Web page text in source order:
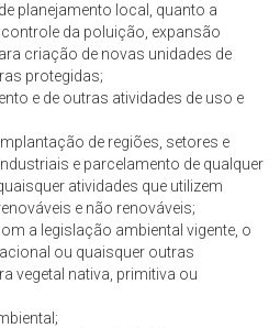
planejamento local, quanto a
da poluição, expansão
criação de novas unidades de
protegidas;
e de outras atividades de uso e
de regiões, setores e
e parcelamento de qualquer
atividades que utilizem
e não renováveis;
a legislação ambiental vigente, o
ou quaisquer outras
vegetal nativa, primitiva ou